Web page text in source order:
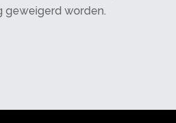
geweigerd worden.